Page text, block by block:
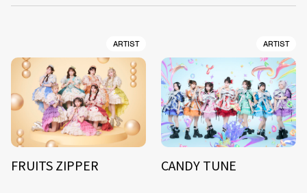
ARTIST
FRUITS ZIPPER
ARTIST
CANDY TUNE